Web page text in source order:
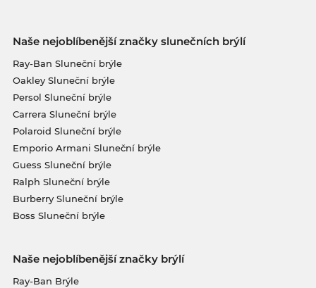
Naše nejoblíbenější značky slunečních brýlí
Ray-Ban Sluneční brýle
Oakley Sluneční brýle
Persol Sluneční brýle
Carrera Sluneční brýle
Polaroid Sluneční brýle
Emporio Armani Sluneční brýle
Guess Sluneční brýle
Ralph Sluneční brýle
Burberry Sluneční brýle
Boss Sluneční brýle
Naše nejoblíbenější značky brýlí
Ray-Ban Brýle